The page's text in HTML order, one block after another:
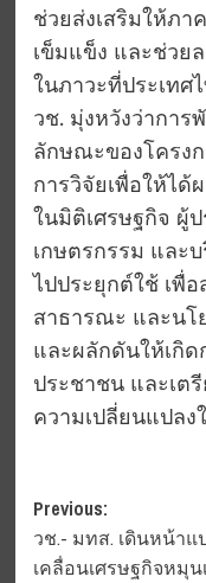
ช่วยส่งเสริมให้ภา
เข็มแข็ง และช่วย
ในภาวะที่ประเทศ
วช. มุ่งหวังว่ากา
ลักษณะของโครงก
การวิจัยเพื่อให้ได้
ในมิติเศรษฐกิจ ผู้
เกษตรกรรม และ
ไปประยุกต์ใช้ เพื่
สาธารณะ และนโ
และผลักดันให้เกิด
ประชาชน และเต
ความเปลี่ยนแปลง
Post
navigation
Previous:
วช.- มทส. เดินหน้า
เคลื่อนเศรษฐกิจหมุน